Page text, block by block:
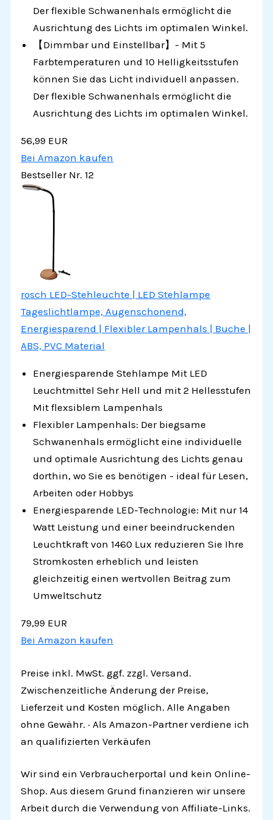
Der flexible Schwanenhals ermöglicht die
Ausrichtung des Lichts im optimalen Winkel.
【Dimmbar und Einstellbar】- Mit 5
Farbtemperaturen und 10 Helligkeitsstufen
können Sie das Licht individuell anpassen.
Der flexible Schwanenhals ermöglicht die
Ausrichtung des Lichts im optimalen Winkel.
56,99 EUR
Bei Amazon kaufen
Bestseller Nr. 12
rosch LED-Stehleuchte | LED Stehlampe
Tageslichtlampe, Augenschonend,
Energiesparend | Flexibler Lampenhals | Buche |
ABS, PVC Material
Energiesparende Stehlampe Mit LED
Leuchtmittel Sehr Hell und mit 2 Hellesstufen
Mit flexsiblem Lampenhals
Flexibler Lampenhals: Der biegsame
Schwanenhals ermöglicht eine individuelle
und optimale Ausrichtung des Lichts genau
dorthin, wo Sie es benötigen - ideal für Lesen,
Arbeiten oder Hobbys
Energiesparende LED-Technologie: Mit nur 14
Watt Leistung und einer beeindruckenden
Leuchtkraft von 1460 Lux reduzieren Sie Ihre
Stromkosten erheblich und leisten
gleichzeitig einen wertvollen Beitrag zum
Umweltschutz
79,99 EUR
Bei Amazon kaufen
Preise inkl. MwSt. ggf. zzgl. Versand.
Zwischenzeitliche Änderung der Preise,
Lieferzeit und Kosten möglich. Alle Angaben
ohne Gewähr. · Als Amazon-Partner verdiene ich
an qualifizierten Verkäufen
Wir sind ein Verbraucherportal und kein Online-
Shop. Aus diesem Grund finanzieren wir unsere
Arbeit durch die Verwendung von Affiliate-Links.